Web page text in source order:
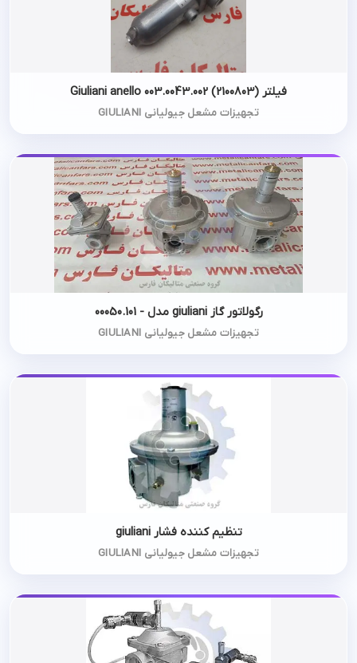
فیلتر Giuliani anello 003.0043.002 (2100803)
تجهیزات مشعل جیولیانی GIULIANI
رگولاتور گاز giuliani مدل - 00050.101
تجهیزات مشعل جیولیانی GIULIANI
تنظیم کننده فشار giuliani
تجهیزات مشعل جیولیانی GIULIANI